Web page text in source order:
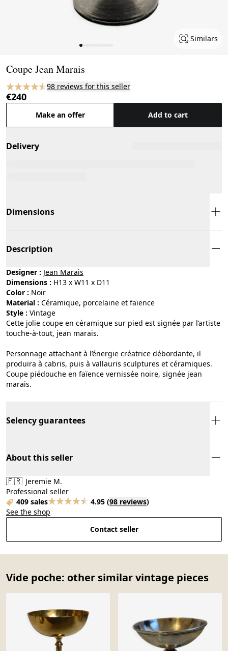
Similars
Coupe Jean Marais
98 reviews for this seller
€240
Make an offer Add to cart
Delivery
Dimensions
Description
Designer : Jean Marais
Dimensions : H13 x W11 x D11
Color :
noir
Material :
céramique, porcelaine et faïence
Style :
vintage
Cette jolie coupe en céramique sur pied est signée par l’artiste
touche-à-tout, jean marais.
Personnage attachant à l’énergie créatrice débordante, il
produira à cabris, puis à vallauris sculptures et céramiques.
Coupe piédouche en faïence vernissée noire, signée jean
marais.
Selency guarantees
About this seller
🇫🇷 Jeremie M.
Professional seller
409 sales
4.95 (98 reviews)
See the shop
Contact seller
Vide poche: other similar vintage pieces